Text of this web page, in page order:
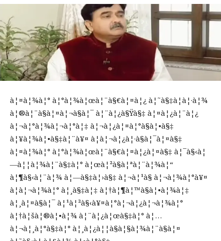
à¦¤à¦¾à¦° à¦°à¦¾à¦œà¦¨à§€à¦¤à¦¿ à¦˜à§‡à¦à¦·à¦¾
à¦®à¦¨à§à¦¤à¦¬à§à¦¯ à¦¨à¦¿à§Ÿà§‡ à¦¤à¦¿à¦¨à¦¿
à¦¬à¦°à¦¾à¦¬à¦°à¦‡ à¦¬à¦¿à¦¤à¦°à§à¦•à§‡
à¦¥à¦¾à¦•à§‡à¦¨à¥¤ à¦­à¦¬à¦¿à¦·à§à¦¯à¦¤à§‡
à¦¤à¦¾à¦° à¦°à¦¾à¦œà¦¨à§€à¦¤à¦¿à¦¤à§‡ à¦¯à§‹à¦
—à¦¦à¦¾à¦¨à§‡à¦° à¦œà¦²à§à¦ªà¦¨à¦¾à¦“
à¦¶à§‹à¦¨à¦¾ à¦—à§‡à¦›à§‡ à¦¬à¦¹à§ à¦¬à¦¾à¦°à¥¤
à¦à¦¬à¦¾à¦° à¦¸à§‡à¦‡ à¦†à¦¶à¦™à§à¦•à¦¾à¦‡
à¦¸à¦¤à§à¦¯ à¦¹à¦²à§‹à¥¤à¦°à¦¬à¦¿à¦¬à¦¾à¦°
à¦†à¦šà¦®à¦•à¦¾ à¦¨à¦¿à¦œà§‡à¦° à¦…
à¦¬à¦¸à¦°à§‡à¦° à¦¸à¦¿à¦¦à§à¦§à¦¾à¦¨à§à¦¤